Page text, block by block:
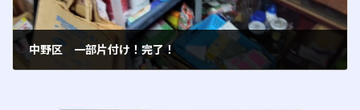
中野区 一部片付け！完了！